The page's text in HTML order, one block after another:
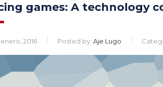
games: A technology
enero, 2016 Posted by: Aje Lugo